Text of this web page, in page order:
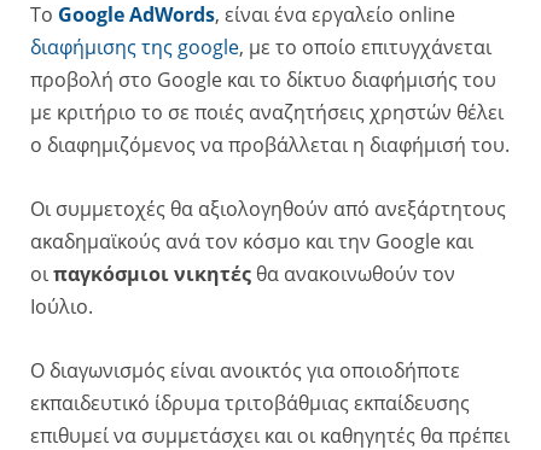
To Google AdWords, είναι ένα εργαλείο online
διαφήμισης της google, με το οποίο επιτυγχάνεται
προβολή στο Google και το δίκτυο διαφήμισής του
με κριτήριο το σε ποιές αναζητήσεις χρηστών θέλει
ο διαφημιζόμενος να προβάλλεται η διαφήμισή του.
Οι συμμετοχές θα αξιολογηθούν από ανεξάρτητους
ακαδημαϊκούς ανά τον κόσμο και την Google και
οιπαγκόσμιοι νικητές θα ανακοινωθούν τον
Ιούλιο.
Ο διαγωνισμός είναι ανοικτός για οποιοδήποτε
εκπαιδευτικό ίδρυμα τριτοβάθμιας εκπαίδευσης
επιθυμεί να συμμετάσχει και οι καθηγητές θα πρέπει